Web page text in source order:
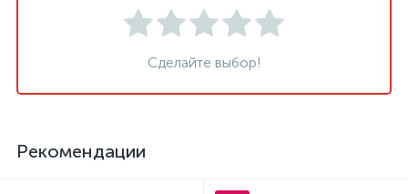
Сделайте выбор!
Рекомендации